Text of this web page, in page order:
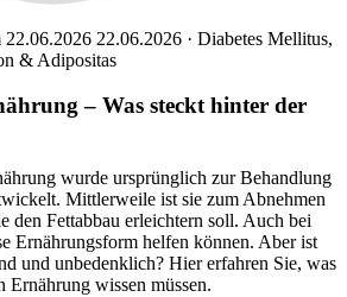
22.06.2026 22.06.2026 · Diabetes Mellitus,
& Adipositas
– Was steckt hinter der
wurde ursprünglich zur Behandlung
Mittlerweile ist sie zum Abnehmen
den Fettabbau erleichtern soll. Auch bei
Ernährungsform helfen können. Aber ist
und unbedenklich? Hier erfahren Sie, was
Ernährung wissen müssen.